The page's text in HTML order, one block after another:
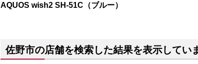
AQUOS wish2 SH-51C（ブルー）
佐野市の店舗を検索した結果を表示してい